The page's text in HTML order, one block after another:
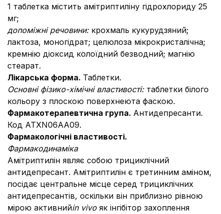
1 таблетка містить амітриптиліну гідрохлориду 25
мг;
допоміжні речовини: крохмаль кукурудзяний;
лактоза, моногідрат; целюлоза мікрокристалічна;
кремнію діоксид колоїдний безводний; магнію
стеарат.
Лікарська форма. Таблетки.
Основні фізико-хімічні властивості: таблетки білого
кольору з плоскою поверхнеюта фаскою.
Фармакотерапевтична група. Антидепресанти.
Код АТХN06AA09.
Фармакологічні властивості.
Фармакодинаміка
Амітриптилін являє собою трициклічний
антидепресант. Амітриптилін є третинним аміном,
посідає центральне місце серед трициклічних
антидепресантів, оскільки він приблизно рівною
мірою активнийin vivo як інгібітор захоплення